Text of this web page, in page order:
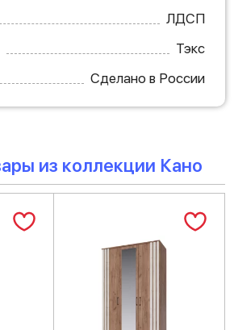
ЛДСП
Тэкс
Сделано в России
из коллекции Кано